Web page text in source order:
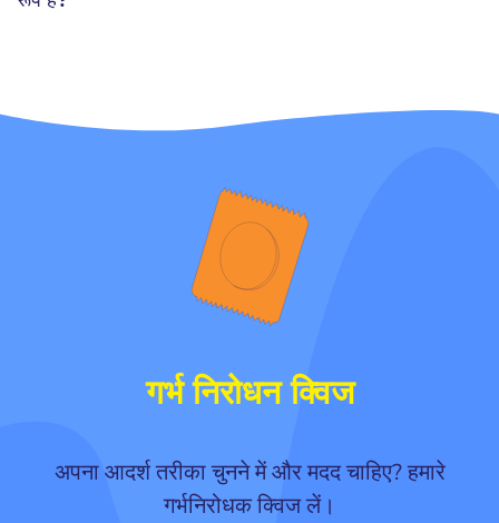
गर्भ निरोधन क्विज
अपना आदर्श तरीका चुनने में और मदद चाहिए? हमारे
गर्भनिरोधक क्विज लें।